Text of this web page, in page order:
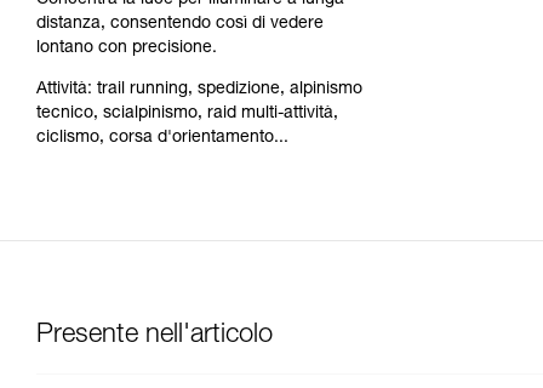
distanza, consentendo così di vedere
lontano con precisione.
Attività: trail running, spedizione, alpinismo
tecnico, scialpinismo, raid multi-attività,
ciclismo, corsa d'orientamento...
Presente nell'articolo